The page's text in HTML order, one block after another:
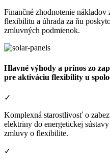
Finančné zhodnotenie
flexibilitu a úhrada za ňu
zmluvných podmienok.
Hlavné výhody a prínos zo
pre aktiváciu flexibility u
✓
Komplexná starostlivosť o
elektriny do energetickej
zmluvy o flexibilite.
✓